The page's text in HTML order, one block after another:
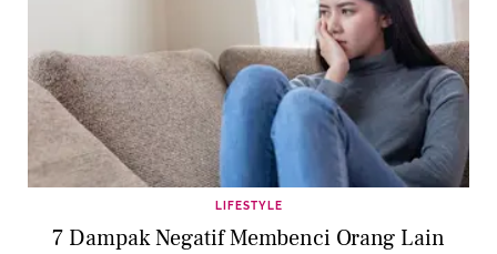
LIFESTYLE
7 Dampak Negatif Membenci Orang Lain